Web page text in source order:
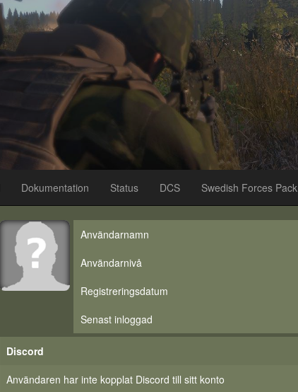
Dokumentation Status DCS Swedish Forces Pack
Användarnamn
Användarnivå
Registreringsdatum
Senast inloggad
Discord
Användaren har inte kopplat Discord till sitt konto